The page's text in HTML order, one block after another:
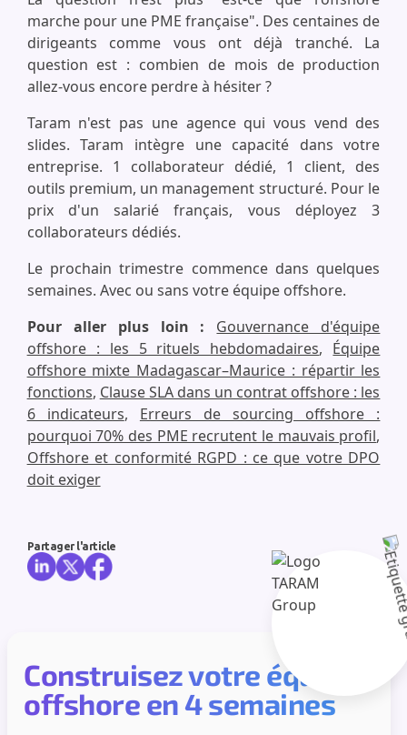
Construisez votre équipe
offshore en 4 semaines
marche pour une PME française". Des centaines de
dirigeants comme vous ont déjà tranché. La
question est : combien de mois de production
allez-vous encore perdre à hésiter ?
Taram n'est pas une agence qui vous vend des
slides. Taram intègre une capacité dans votre
entreprise. 1 collaborateur dédié, 1 client, des
outils premium, un management structuré. Pour le
prix d'un salarié français, vous déployez 3
collaborateurs dédiés.
Le prochain trimestre commence dans quelques
semaines. Avec ou sans votre équipe offshore.
Pour aller plus loin :
Gouvernance d'équipe
offshore : les 5 rituels hebdomadaires, Équipe
offshore mixte Madagascar–Maurice : répartir les
fonctions, Clause SLA dans un contrat offshore : les
6 indicateurs, Erreurs de sourcing offshore :
pourquoi 70% des PME recrutent le mauvais profil,
Offshore et conformité RGPD : ce que votre DPO
doit exiger
Partager l'article